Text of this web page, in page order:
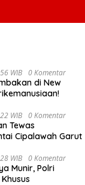
WIB 0 Komentar
di New
WIB 0 Komentar
Tewas
Cipalawah Garut
WIB 0 Komentar
Munir, Polri